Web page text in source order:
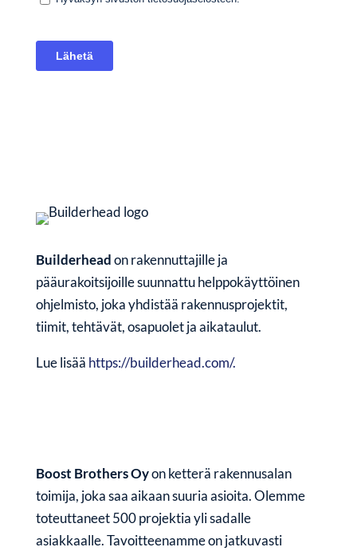
Builderheadon rakennuttajille ja
pääurakoitsijoille suunnattu helppokäyttöinen
ohjelmisto, joka yhdistää rakennusprojektit,
tiimit, tehtävät, osapuolet ja aikataulut.
Lue lisää https://builderhead.com/.
Boost Brothers Oyon ketterä rakennusalan
toimija, joka saa aikaan suuria asioita. Olemme
toteuttaneet 500 projektia yli sadalle
asiakkaalle. Tavoitteenamme on jatkuvasti